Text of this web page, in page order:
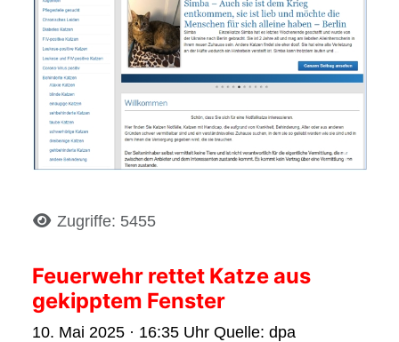
DetailsZugriffe: 5455
Feuerwehr rettet Katze aus
gekipptem Fenster
10. Mai 2025 · 16:35 Uhr Quelle: dpa